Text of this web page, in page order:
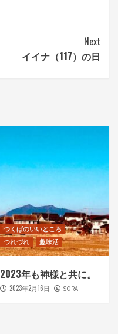
Next
イイナ（117）の日
つくばのいいところ
つれづれ
趣味活
2023年も神様と共に。
2023年2月16日 SORA